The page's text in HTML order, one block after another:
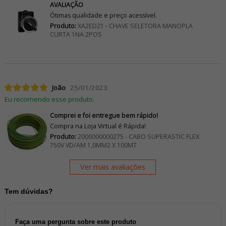
AVALIAÇÃO
Ótimas qualidade e preço acessível.
Produto:XA2ED21 - CHAVE SELETORA MANOPLA
CURTA 1NA 2POS
João 25/01/2023
Eu recomendo esse produto.
Comprei e foi entregue bem rápido!
Compra na Loja Virtual é Rápida!
Produto:2000000000275 - CABO SUPERASTIC FLEX
750V VD/AM 1,0MM2 X 100MT
Ver mais avaliações
Tem dúvidas?
Faça uma pergunta sobre este produto